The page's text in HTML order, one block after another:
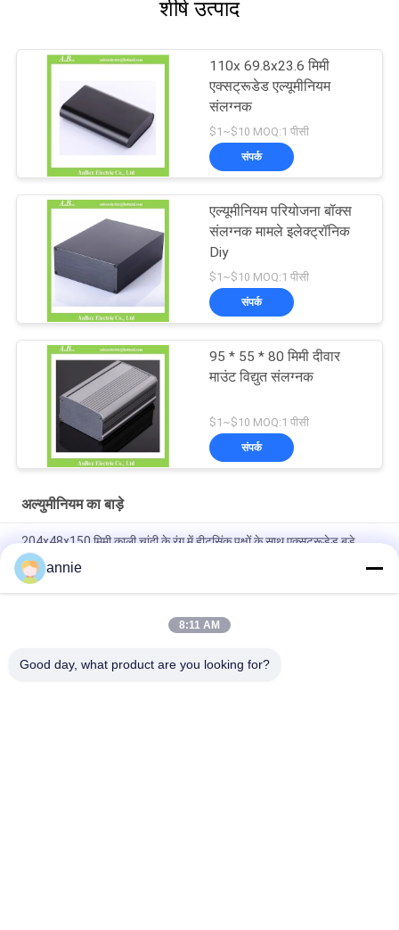
शीर्ष उत्पाद
110x 69.8x23.6 मिमी
एक्सट्रूडेड एल्यूमीनियम
संलग्नक
$1~$10 MOQ:1 पीसी
संपर्क
एल्यूमीनियम परियोजना बॉक्स
संलग्नक मामले इलेक्ट्रॉनिक
Diy
$1~$10 MOQ:1 पीसी
संपर्क
95 * 55 * 80 मिमी दीवार
माउंट विद्युत संलग्नक
$1~$10 MOQ:1 पीसी
संपर्क
अल्युमीनियम का बाड़े
204x48x150 मिमी काली चांदी के रंग में हीटसिंक पक्षों के साथ एक्सट्रूडेड बड़े
एल्यूमीनियम संलग्नक
160*46*150mm एनोडाइज्ड ब्लैक एल्यूमिनियम कूलिंग केस जिसमें फ्लैंज वॉल
annie
8:11 AM
Good day, what product are you looking for?